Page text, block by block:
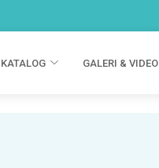
KATALOG GALERI & VIDEO